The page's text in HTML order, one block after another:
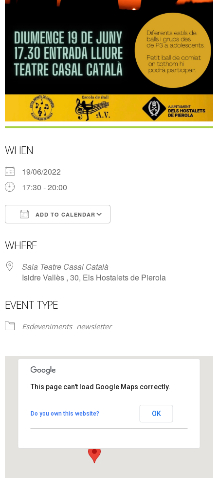
WHEN
19/06/2022
17:30 - 20:00
ADD TO CALENDAR
WHERE
Sala Teatre Casal Català
Isidre Vallès , 30, Els Hostalets de Pierola
EVENT TYPE
Esdeveniments newsletter
Isidre Vallès , 30 - Els Hostalets de Pierola
View Events
This page can't load Google Maps correctly.
Do you own this website? OK